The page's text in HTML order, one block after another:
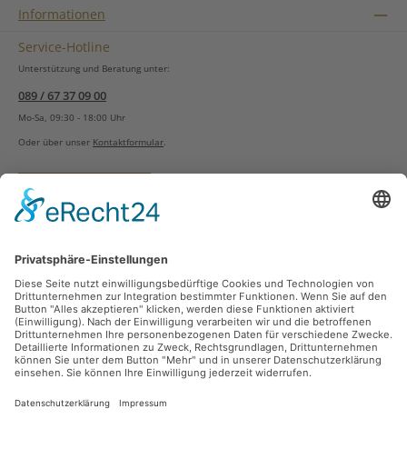
Informationen
Service-Hotline
Unterstützung und Beratung unter:
089 / 67 37 09 00
Mo-Sa, 09:30 - 18:00 Uhr
Oder über unser Kontaktformular.
Vertrag widerrufen
Zahlungsarten
Sicher Einkaufen
Ladengeschäft
Newsletter